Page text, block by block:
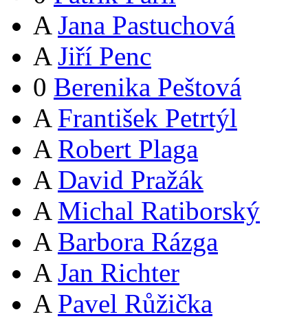
A Jana Pastuchová
A Jiří Penc
0 Berenika Peštová
A František Petrtýl
A Robert Plaga
A David Pražák
A Michal Ratiborský
A Barbora Rázga
A Jan Richter
A Pavel Růžička